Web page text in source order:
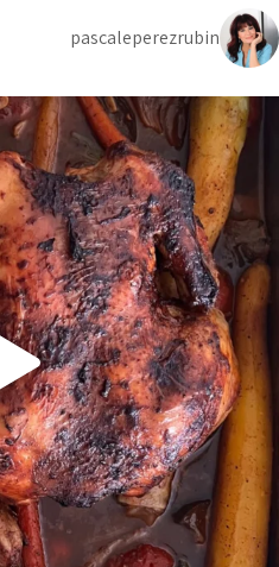
pascaleperezrubin